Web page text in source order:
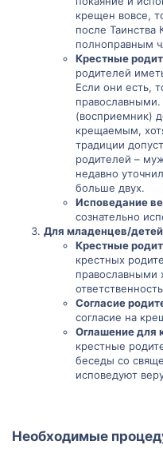
крещен вовсе,
после Таинства
полноправным
Крестные
родителей
Если они есть,
(восприемник)
крещаемым,
традиции
родителей –
недавно
больше двух.
Исповедание
сознательно
Для младенцев/детей
Крестные
крестных
православными
Согласие
согласие на
Оглашение для
крестные
беседы со
исповедуют
Необходимые